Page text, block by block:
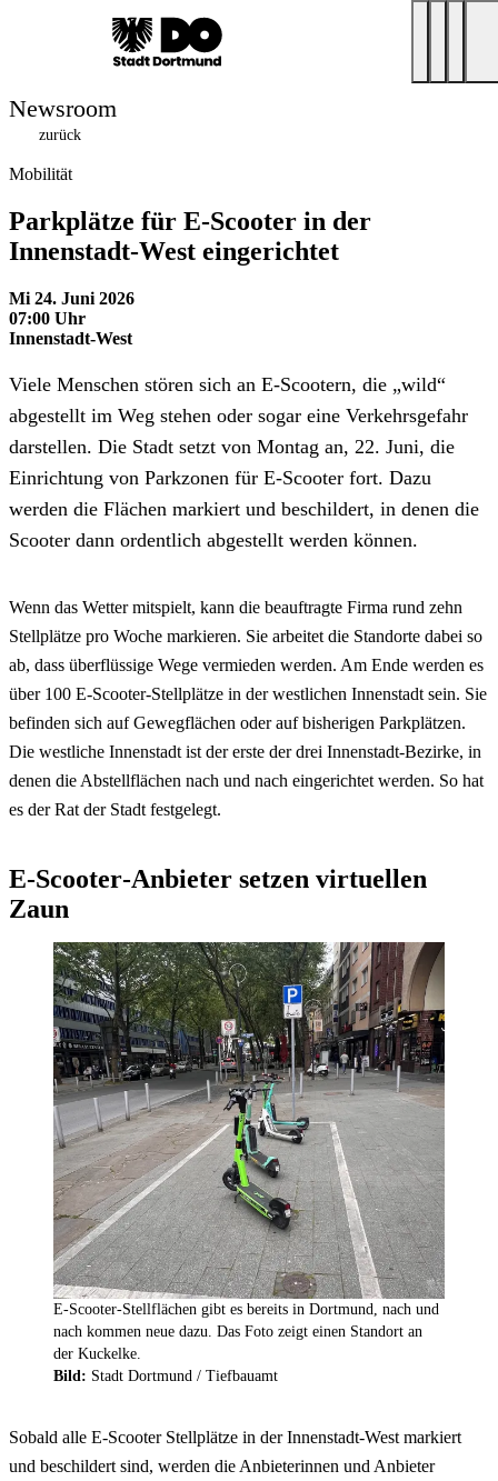
Newsroom
zurück
Mobilität
Parkplätze für E-Scooter in der
Innenstadt-West eingerichtet
Mi 24. Juni 2026
07:00 Uhr
Innenstadt-West
Viele Menschen stören sich an E-Scootern, die „wild“
abgestellt im Weg stehen oder sogar eine Verkehrsgefahr
darstellen. Die Stadt setzt von Montag an, 22. Juni, die
Einrichtung von Parkzonen für E-Scooter fort. Dazu
werden die Flächen markiert und beschildert, in denen die
Scooter dann ordentlich abgestellt werden können.
Wenn das Wetter mitspielt, kann die beauftragte Firma rund zehn
Stellplätze pro Woche markieren. Sie arbeitet die Standorte dabei so
ab, dass überflüssige Wege vermieden werden. Am Ende werden es
über 100 E-Scooter-Stellplätze in der westlichen Innenstadt sein. Sie
befinden sich auf Gewegflächen oder auf bisherigen Parkplätzen.
Die westliche Innenstadt ist der erste der drei Innenstadt-Bezirke, in
denen die Abstellflächen nach und nach eingerichtet werden. So hat
es der Rat der Stadt festgelegt.
E-Scooter-Anbieter setzen virtuellen
Zaun
E-Scooter-Stellflächen gibt es bereits in Dortmund, nach und
nach kommen neue dazu. Das Foto zeigt einen Standort an
der Kuckelke.
Bild: Stadt Dortmund / Tiefbauamt
Sobald alle E-ScooterStellplätze in der Innenstadt-West markiert
und beschildert sind, werden die Anbieterinnen und Anbieter